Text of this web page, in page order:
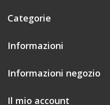
Categorie
Informazioni
Informazioni negozio
Il mio account